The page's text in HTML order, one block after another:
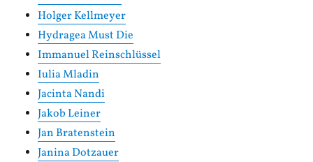
Holger Kellmeyer
Hydragea Must Die
Immanuel Reinschlüssel
Iulia Mladin
Jacinta Nandi
Jakob Leiner
Jan Bratenstein
Janina Dotzauer